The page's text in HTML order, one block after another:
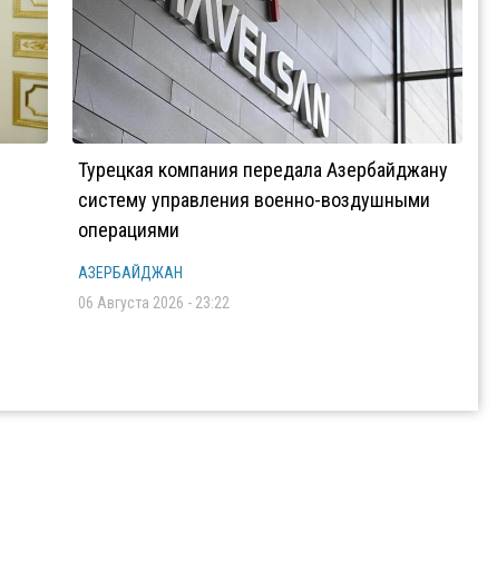
Турецкая компания передала Азербайджану
систему управления военно-воздушными
операциями
АЗЕРБАЙДЖАН
06 Августа 2026 - 23:22